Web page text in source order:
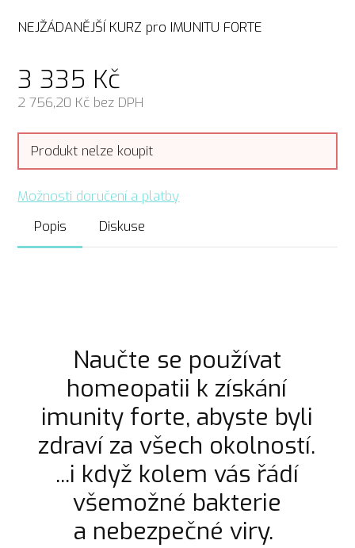
NEJŽÁDANĚJŠÍ KURZ pro IMUNITU FORTE
3 335 Kč
2 756,20 Kč bez DPH
Produkt nelze koupit
Možnosti doručení a platby
Popis
Diskuse
Naučte se používat
homeopatii k získání
imunity forte, abyste byli
zdraví za všech okolností.
...i když kolem vás řádí
všemožné bakterie
a nebezpečné viry.